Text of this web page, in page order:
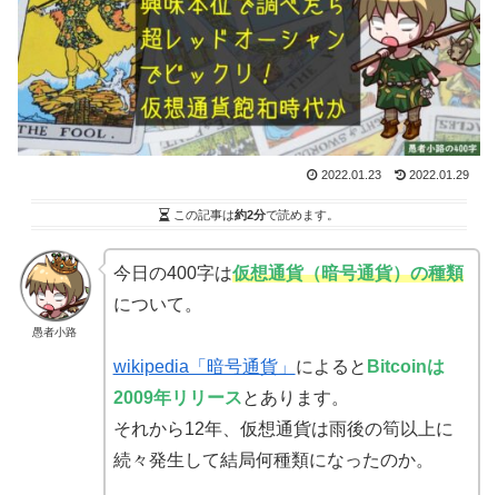
2022.01.23 2022.01.29
この記事は約2分で読めます。
愚者小路
今日の400字は仮想通貨（暗号通貨）の種類
について。
wikipedia「暗号通貨」 によると Bitcoinは
2009年リリースとあります。
それから12年、仮想通貨は雨後の筍以上に
続々発生して結局何種類になったのか。